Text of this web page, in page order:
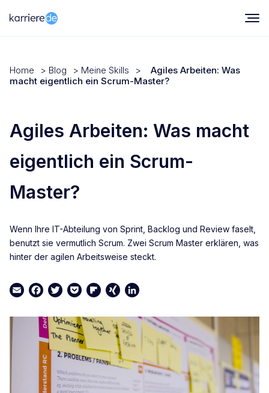
Home > Blog > Meine Skills >
Agiles Arbeiten: Was
macht eigentlich ein Scrum-Master?
Agiles Arbeiten: Was macht
eigentlich ein Scrum-
Master?
Wenn Ihre IT-Abteilung von Sprint, Backlog und Review faselt,
benutzt sie vermutlich Scrum. Zwei Scrum Master erklären, was
hinter der agilen Arbeitsweise steckt.
EmailFacebook
TwitterPocketFlipboard
XINGLinkedIn